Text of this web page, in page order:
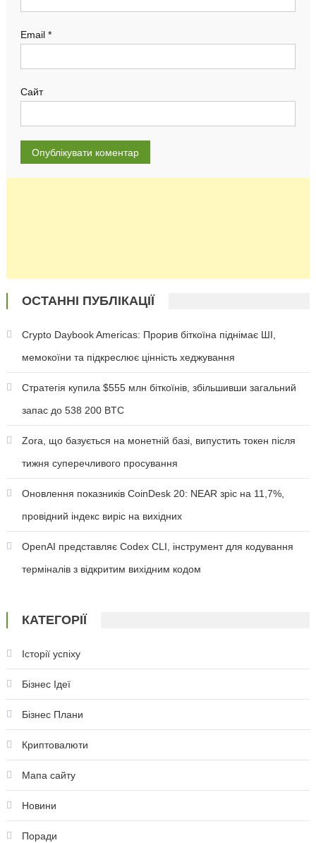
Email *
Сайт
ОСТАННІ ПУБЛІКАЦІЇ
Crypto Daybook Americas: Прорив біткоїна піднімає ШІ,
мемокоїни та підкреслює цінність хеджування
Стратегія купила $555 млн біткоїнів, збільшивши загальний
запас до 538 200 BTC
Zora, що базується на монетній базі, випустить токен після
тижня суперечливого просування
Оновлення показників CoinDesk 20: NEAR зріс на 11,7%,
провідний індекс виріс на вихідних
OpenAI представляє Codex CLI, інструмент для кодування
терміналів з відкритим вихідним кодом
КАТЕГОРІЇ
Історії успіху
Бізнес Ідеї
Бізнес Плани
Криптовалюти
Мапа сайту
Новини
Поради